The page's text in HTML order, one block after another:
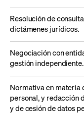
Resolución de
dictámenes jurídicos.
Negociación con
gestión independiente.
Normativa en materia
personal, y redacción
y de cesión de datos